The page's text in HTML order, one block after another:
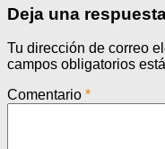
Deja una
Tu dirección de correo
campos obligatorios
Comentario *